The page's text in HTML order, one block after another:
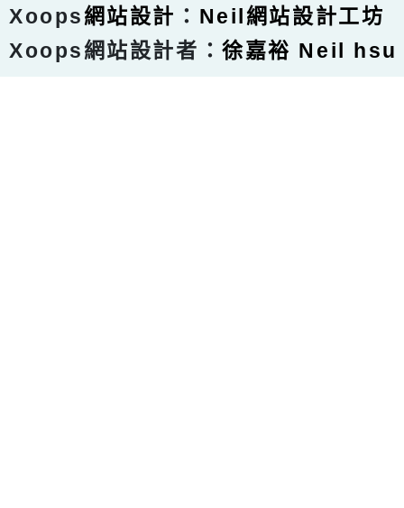
Xoops網站設計 ： Neil網站設計工坊
Xoops網站設計者：徐嘉裕 Neil hsu